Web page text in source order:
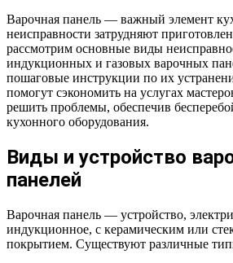
Варочная панель — важный элемент
неисправности затрудняют
рассмотрим основные виды
индукционных и газовых варочных
пошаговые инструкции по их
помогут сэкономить на услугах
решить проблемы, обеспечив
кухонного оборудования.
Виды и устройство
панелей
Варочная панель — устройство,
индукционное, с керамическим или
покрытием. Существуют различные